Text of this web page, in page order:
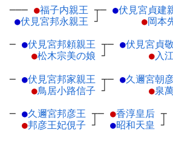
─── ●福子内親王 ┬
●伏見宮邦永親王 ┘
─ ●伏見宮貞建
●岡本
─ ●伏見宮邦頼親王 ┬
●松木宗美の娘 ┘
─ ●伏見宮貞
●入
─ ●伏見宮邦家親王 ┬
●鳥居小路信子 ┘
─ ●久邇宮朝
●泉
─ ●久邇宮邦彦王 ┬
●邦彦王妃俔子 ┘
─ ●香淳皇后 ┬
●昭和天皇 ┘